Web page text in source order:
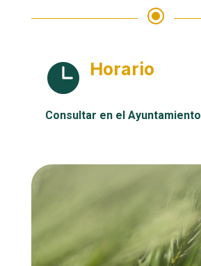
\
 Horario
Consultar en el Ayuntamiento